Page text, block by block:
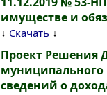
имуществе и
↓ Скачать ↓
Проект Решения
муниципального
сведений о